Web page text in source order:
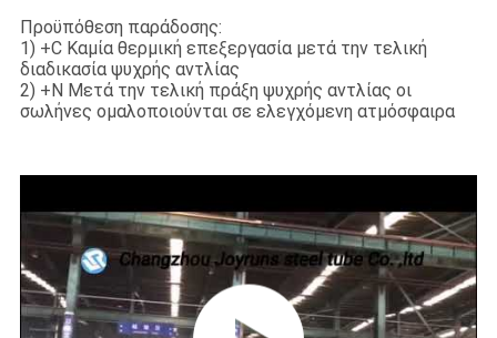
Προϋπόθεση παράδοσης:
1) +C Καμία θερμική επεξεργασία μετά την τελική
διαδικασία ψυχρής αντλίας
2) +N Μετά την τελική πράξη ψυχρής αντλίας οι
σωλήνες ομαλοποιούνται σε ελεγχόμενη ατμόσφαιρα